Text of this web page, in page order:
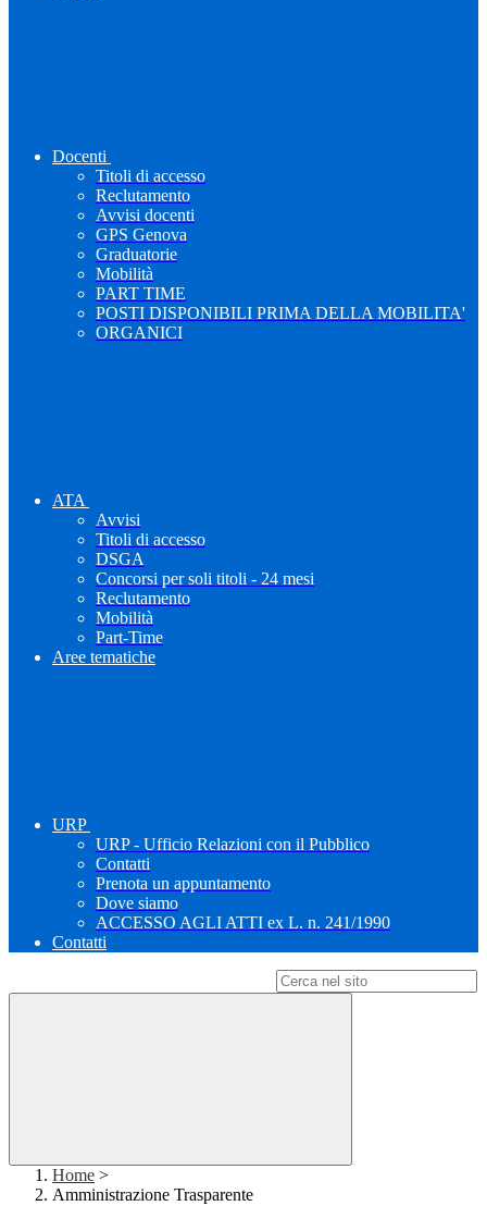
Docenti
Titoli di accesso
Reclutamento
Avvisi docenti
GPS Genova
Graduatorie
Mobilità
PART TIME
POSTI DISPONIBILI PRIMA DELLA MOBILITA'
ORGANICI
ATA
Avvisi
Titoli di accesso
DSGA
Concorsi per soli titoli - 24 mesi
Reclutamento
Mobilità
Part-Time
Aree tematiche
URP
URP - Ufficio Relazioni con il Pubblico
Contatti
Prenota un appuntamento
Dove siamo
ACCESSO AGLI ATTI ex L. n. 241/1990
Contatti
Home >
Amministrazione Trasparente